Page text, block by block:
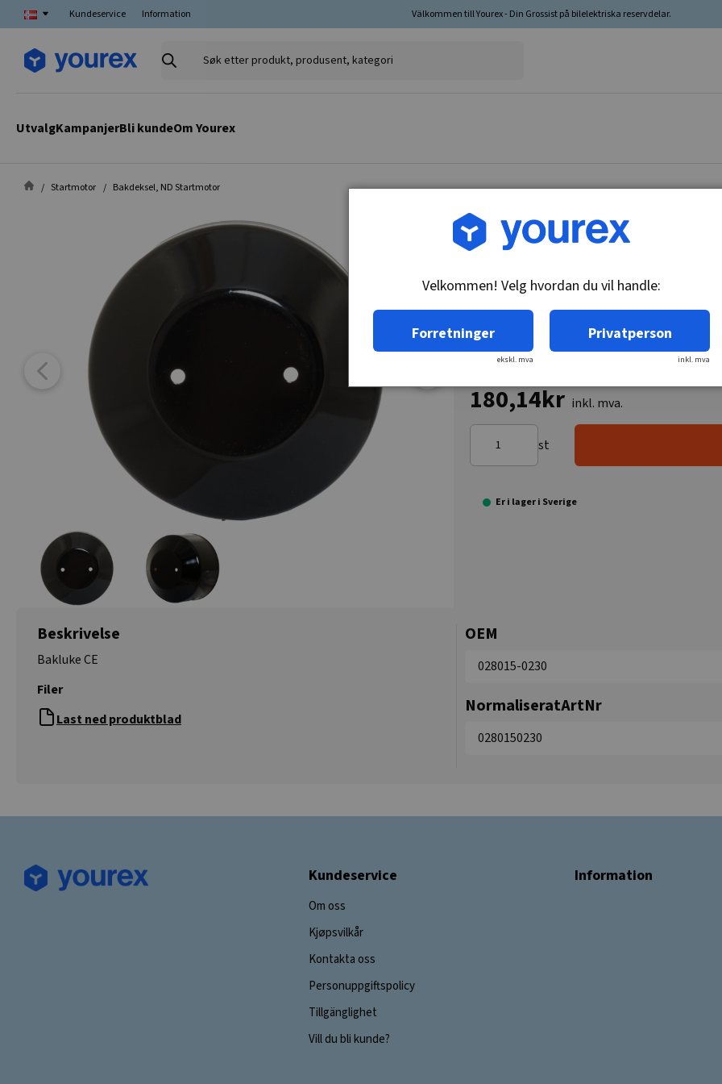
Kundeservice Information Välkommen till Yourex - Din Grossist på bilelektriska reservdelar.
Søk
kategori
UtvalgKampanjerBli kundeOm Yourex
Startmotor Bakdeksel, ND Startmotor
Varenr.: 028015-0230
180,14kr inkl. mva.
st
Er i lager i Sverige
Beskrivelse
Bakluke CE
Filer
Last ned produktblad
OEM
028015-0230
NormaliseratArtNr
0280150230
Kundeservice
Om oss
Kjøpsvilkår
Kontakta oss
Personuppgiftspolicy
Tillgänglighet
Vill du bli kunde?
Information
Velkommen! Velg hvordan du vil handle:
Forretninger
ekskl. mva
Privatperson
inkl. mva